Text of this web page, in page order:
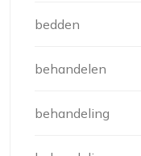
bedden
behandelen
behandeling